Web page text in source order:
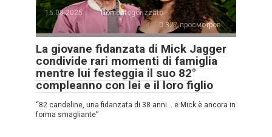
15.08.2025
Non categorizzato
327 просмотров
La giovane fidanzata di Mick Jagger
condivide rari momenti di famiglia
mentre lui festeggia il suo 82°
compleanno con lei e il loro figlio
“82 candeline, una fidanzata di 38 anni… e Mick è ancora in
forma smagliante”